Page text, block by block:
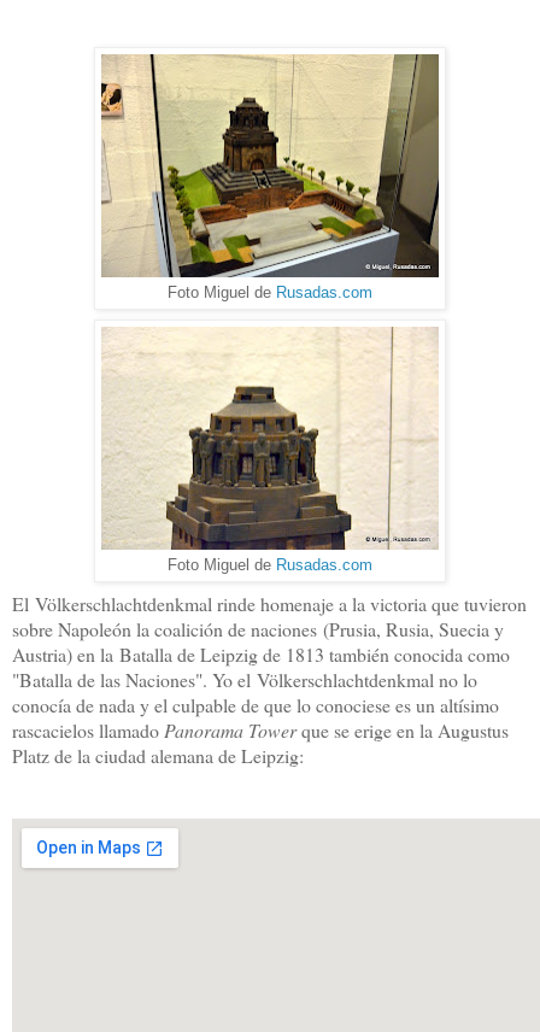
Foto Miguel de Rusadas.com
Foto Miguel de Rusadas.com
El Völkerschlachtdenkmal rinde homenaje a la victoria que tuvieron
sobre Napoleón la coalición de naciones (Prusia, Rusia, Suecia y
Austria) en la Batalla de Leipzig de 1813 también conocida como
"Batalla de las Naciones". Yo el Völkerschlachtdenkmal no lo
conocía de nada y el culpable de que lo conociese es un altísimo
rascacielos llamado Panorama Towerque se erige en la Augustus
Platz de la ciudad alemana de Leipzig: